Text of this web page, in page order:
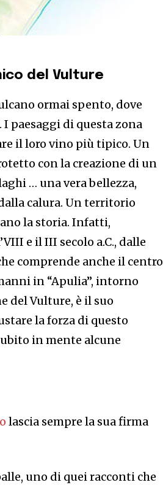
del Vulture
ormai spento, dove
paesaggi di questa zona
il loro vino più tipico. Un
con la creazione di un
… una vera bellezza,
calura. Un territorio
la storia. Infatti,
e il III secolo a.C., dalle
comprende anche il centro
in “Apulia”, intorno
del Vulture, è il suo
la forza di questo
in mente alcune
lascia sempre la sua firma
uno di quei racconti che